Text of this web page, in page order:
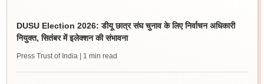
DUSU Election 2026: डीयू छात्र संघ चुनाव के लिए निर्वाचन अधिकारी
नियुक्त, सितंबर में इलेक्शन की संभावना
Press Trust of India | 1 min read